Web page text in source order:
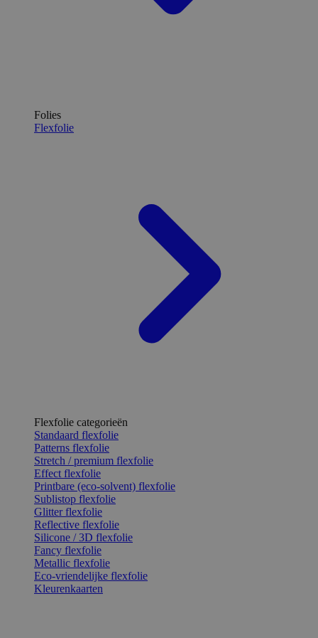
Folies
Flexfolie
Flexfolie categorieën
Standaard flexfolie
Patterns flexfolie
Stretch / premium flexfolie
Effect flexfolie
Printbare (eco-solvent) flexfolie
Sublistop flexfolie
Glitter flexfolie
Reflective flexfolie
Silicone / 3D flexfolie
Fancy flexfolie
Metallic flexfolie
Eco-vriendelijke flexfolie
Kleurenkaarten